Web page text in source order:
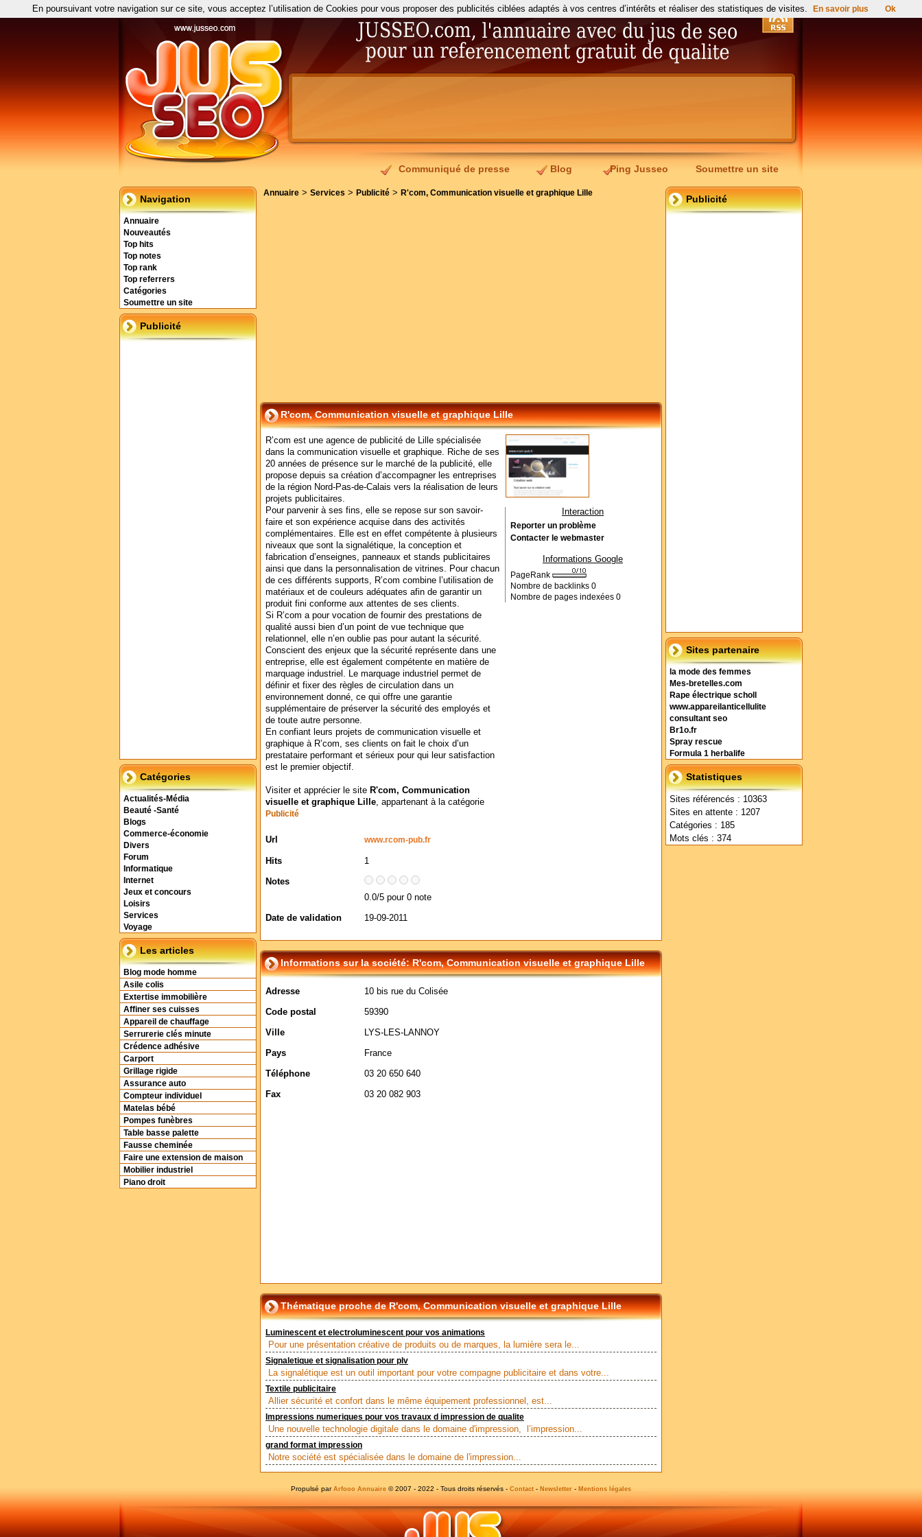
Communiqué de presse Blog Ping Jusseo Soumettre un site
Navigation
Annuaire
Nouveautés
Top hits
Top notes
Top rank
Top referrers
Catégories
Soumettre un site
Publicité
Catégories
Actualités-Média
Beauté -Santé
Blogs
Commerce-économie
Divers
Forum
Informatique
Internet
Jeux et concours
Loisirs
Services
Voyage
Les articles
Blog mode homme
Asile colis
Extertise immobilière
Affiner ses cuisses
Appareil de chauffage
Serrurerie clés minute
Crédence adhésive
Carport
Grillage rigide
Assurance auto
Compteur individuel
Matelas bébé
Pompes funèbres
Table basse palette
Fausse cheminée
Faire une extension de maison
Mobilier industriel
Piano droit
Publicité
Sites partenaire
la mode des femmes
Mes-bretelles.com
Rape électrique scholl
www.appareilanticellulite
consultant seo
Br1o.fr
Spray rescue
Formula 1 herbalife
Statistiques
Sites référencés : 10363
Sites en attente : 1207
Catégories : 185
Mots clés : 374
Annuaire > Services > Publicité > R'com, Communication visuelle et graphique Lille
R'com, Communication visuelle et graphique Lille
R’com est une agence de publicité de Lille spécialisée
dans la communication visuelle et graphique. Riche de ses
20 années de présence sur le marché de la publicité, elle
propose depuis sa création d’accompagner les entreprises
de la région Nord-Pas-de-Calais vers la réalisation de leurs
projets publicitaires.
Pour parvenir à ses fins, elle se repose sur son savoir-
faire et son expérience acquise dans des activités
complémentaires. Elle est en effet compétente à plusieurs
niveaux que sont la signalétique, la conception et
fabrication d’enseignes, panneaux et stands publicitaires
ainsi que dans la personnalisation de vitrines. Pour chacun
de ces différents supports, R’com combine l’utilisation de
matériaux et de couleurs adéquates afin de garantir un
produit fini conforme aux attentes de ses clients.
Si R’com a pour vocation de fournir des prestations de
qualité aussi bien d’un point de vue technique que
relationnel, elle n’en oublie pas pour autant la sécurité.
Conscient des enjeux que la sécurité représente dans une
entreprise, elle est également compétente en matière de
marquage industriel. Le marquage industriel permet de
définir et fixer des règles de circulation dans un
environnement donné, ce qui offre une garantie
supplémentaire de préserver la sécurité des employés et
de toute autre personne.
En confiant leurs projets de communication visuelle et
graphique à R’com, ses clients on fait le choix d’un
prestataire performant et sérieux pour qui leur satisfaction
est le premier objectif.
Visiter et apprécier le site R'com, Communication
visuelle et graphique Lille, appartenant à la catégorie
Publicité
Url www.rcom-pub.fr
Hits
1
Notes
0.0/5 pour 0 note
Date de validation
19-09-2011
Interaction
Reporter un problème
Contacter le webmaster
Informations Google
PageRank
Nombre de backlinks 0
Nombre de pages indexées 0
Informations sur la société: R'com, Communication visuelle et graphique Lille
Adresse
10 bis rue du Colisée
Code postal
59390
Ville
LYS-LES-LANNOY
Pays
France
Téléphone
03 20 650 640
Fax
03 20 082 903
Thématique proche de R'com, Communication visuelle et graphique Lille
Luminescent et electroluminescent pour vos animations
Pour une présentation créative de produits ou de marques, la lumière sera le...
Signaletique et signalisation pour plv
La signalétique est un outil important pour votre compagne publicitaire et dans votre...
Textile publicitaire
Allier sécurité et confort dans le même équipement professionnel, est...
Impressions numeriques pour vos travaux d impression de qualite
Une nouvelle technologie digitale dans le domaine d'impression, l’impression...
grand format impression
Notre société est spécialisée dans le domaine de l'impression...
Propulsé par Arfooo Annuaire © 2007 - 2022 - Tous droits réservés - Contact - Newsletter - Mentions légales
En poursuivant votre navigation sur ce site, vous acceptez l’utilisation de Cookies pour vous proposer des publicités ciblées adaptés à vos centres d’intérêts et réaliser des statistiques de visites. En savoir plus Ok